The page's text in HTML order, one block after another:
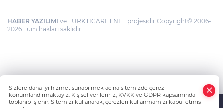
HABER YAZILIMI ve TURKTICARET.NET projesidir Copyright© 2006-
2026 Tüm hakları saklıdır.
Sizlere daha iyi hizmet sunabilmek adına sitemizde çerez
konumlandırmaktayız. Kişisel verileriniz, KVKK ve GDPR kapsamında
toplanıp işlenir. Sitemizi kullanarak, çerezleri kullanmamızı kabul etmiş